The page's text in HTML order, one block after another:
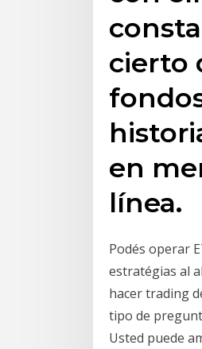
cierto
en
línea.
Podés operar
estratégias al
hacer trading
tipo de
Usted puede